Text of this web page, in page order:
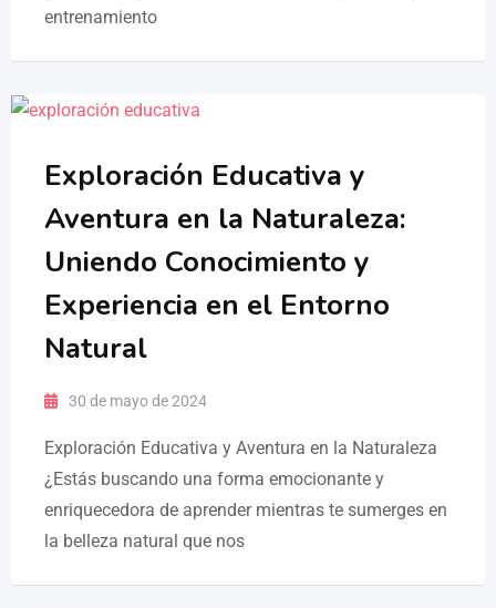
entrenamiento
Exploración Educativa y
Aventura en la Naturaleza:
Uniendo Conocimiento y
Experiencia en el Entorno
Natural
30 de mayo de 2024
Exploración Educativa y Aventura en la Naturaleza
¿Estás buscando una forma emocionante y
enriquecedora de aprender mientras te sumerges en
la belleza natural que nos